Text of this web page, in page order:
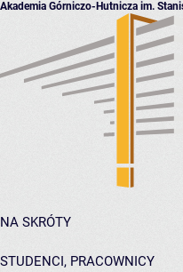
Akademia Górniczo-Hutnicza im.
NA SKRÓTY
STUDENCI, PRACOWNICY